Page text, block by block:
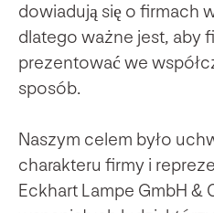
dowiadują się o firmach
dlatego ważne jest, aby
prezentować we
sposób.
Naszym celem było
charakteru firmy i
Eckhart Lampe GmbH &